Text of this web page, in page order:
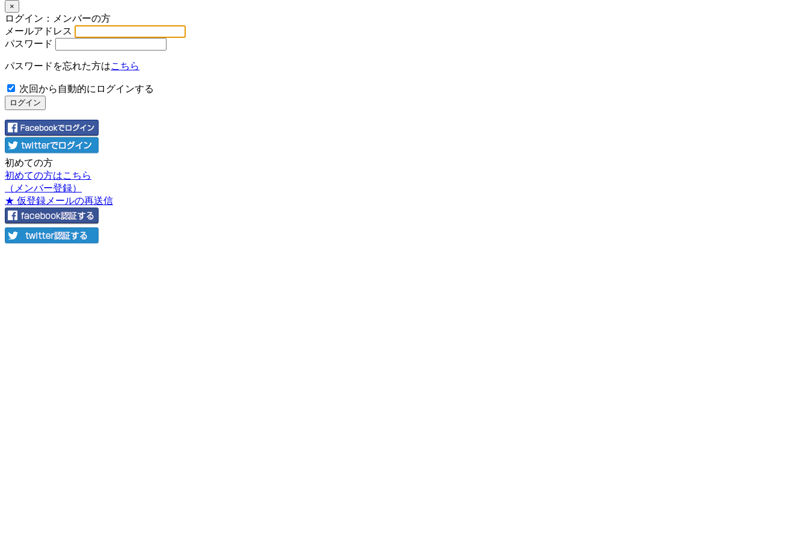
×
ログイン：メンバーの方
メールアドレス
パスワード
パスワードを忘れた方はこちら
次回から自動的にログインする
初めての方
初めての方はこちら
（メンバー登録）
★ 仮登録メールの再送信